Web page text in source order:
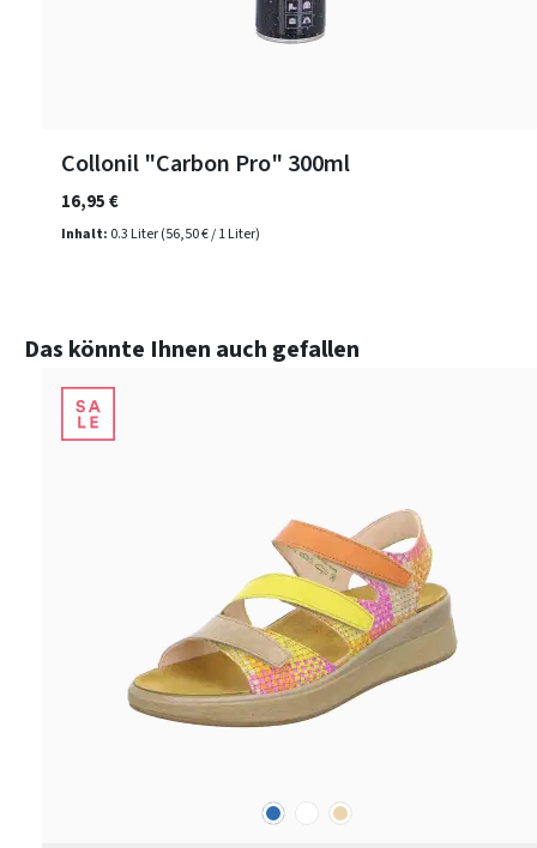
Collonil "Carbon Pro" 300ml
Inhalt: 0.3 Liter(56,50 € / 1 Liter)
16,95 €
Produktgalerie überspringen
Das könnte Ihnen auch gefallen
blau beige